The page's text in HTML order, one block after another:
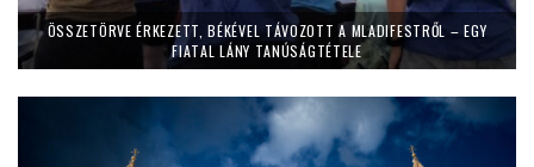
ÖSSZETÖRVE ÉRKEZETT, BÉKÉVEL TÁVOZOTT A MLADIFESTRŐL – EGY
FIATAL LÁNY TANÚSÁGTÉTELE